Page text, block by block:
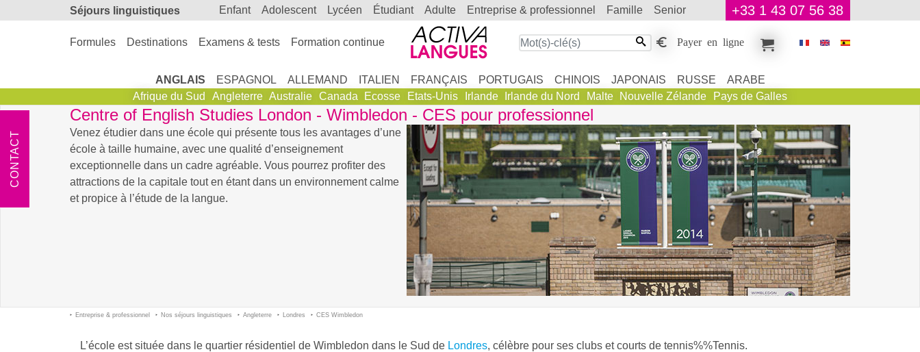
Séjours linguistiques enfant adolescent lycéen étudiant adulte entreprise & professionnel famille senior +33 1 43 07 56 38
Formules Destinations Examens & tests Formation continue Payer en ligne
ANGLAIS ESPAGNOL ALLEMAND ITALIEN FRANÇAIS PORTUGAIS CHINOIS JAPONAIS RUSSE
ARABE
Afrique du Sud
Angleterre Australie Canada Ecosse Etats-Unis Irlande Irlande du Nord Malte Nouvelle Zélande Pays de Galles
Centre of English Studies London - Wimbledon - CES pour professionnel
Venez étudier dans une école qui présente tous les avantages d’une
école à taille humaine, avec une qualité d’enseignement
exceptionnelle dans un cadre agréable. Vous pourrez profiter des
attractions de la capitale tout en étant dans un environnement calme
et propice à l’étude de la langue.
Entreprise & professionnel Nos séjours linguistiques Angleterre Londres CES Wimbledon
L’école est située dans le quartier résidentiel de Wimbledon dans le Sud de Londres, célèbre pour ses clubs et courts de tennis%%Tennis.
CONTACT